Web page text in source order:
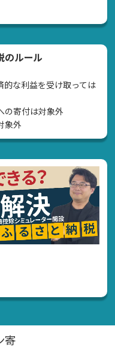
のルール
な利益を受け取っては
寄付は対象外
象外
寄